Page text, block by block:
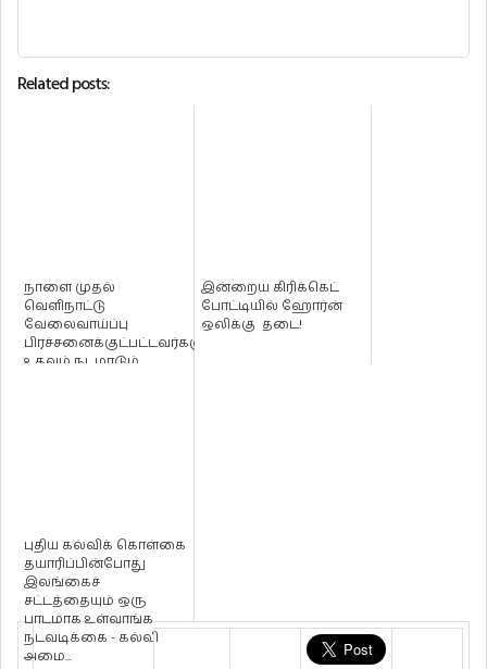
Related posts:
நாளை முதல்
வெளிநாட்டு
வேலைவாய்ப்பு
பிரச்சனைக்குட்பட்டவர்களுக்கு
உதவும் நடமாடும்
இன்றைய கிரிக்கெட்
போட்டியில் ஹோர்ன்
ஒலிக்கு தடை!
புதிய கல்விக் கொள்கை
தயாரிப்பின்போது
இலங்கைச்
சட்டத்தையும் ஒரு
பாடமாக உள்வாங்க
நடவடிக்கை - கல்வி
அமை...